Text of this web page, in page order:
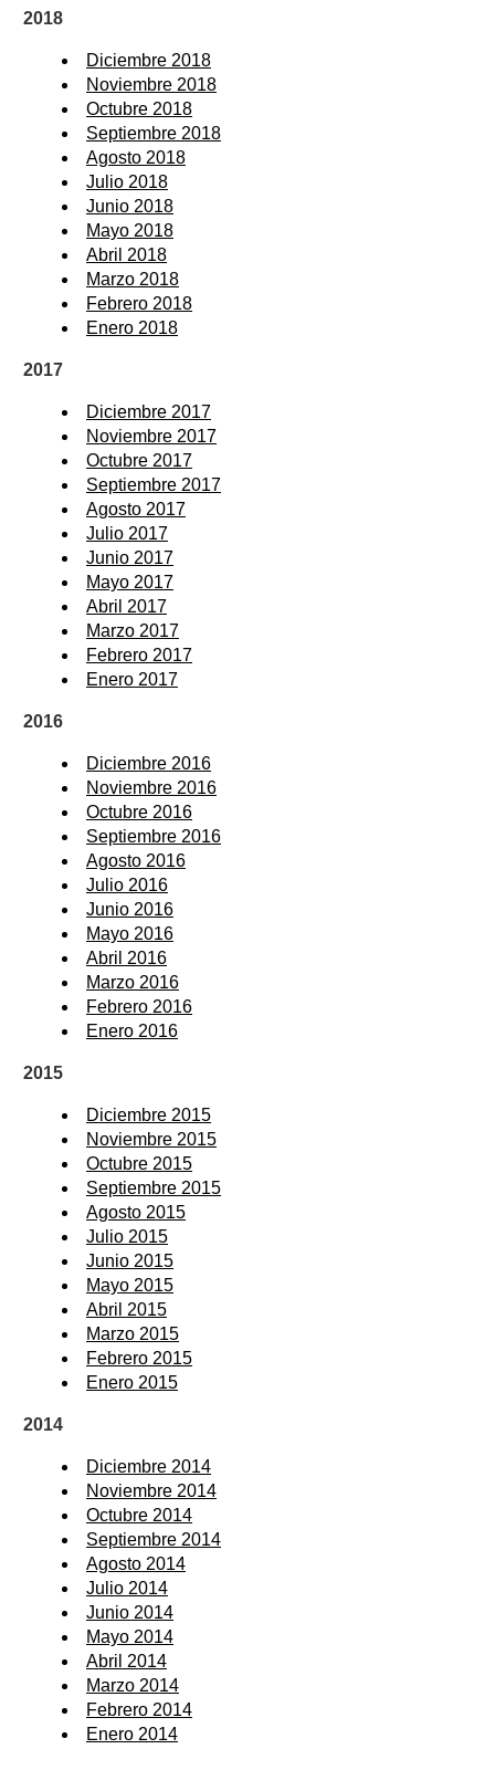
2018
Diciembre 2018
Noviembre 2018
Octubre 2018
Septiembre 2018
Agosto 2018
Julio 2018
Junio 2018
Mayo 2018
Abril 2018
Marzo 2018
Febrero 2018
Enero 2018
2017
Diciembre 2017
Noviembre 2017
Octubre 2017
Septiembre 2017
Agosto 2017
Julio 2017
Junio 2017
Mayo 2017
Abril 2017
Marzo 2017
Febrero 2017
Enero 2017
2016
Diciembre 2016
Noviembre 2016
Octubre 2016
Septiembre 2016
Agosto 2016
Julio 2016
Junio 2016
Mayo 2016
Abril 2016
Marzo 2016
Febrero 2016
Enero 2016
2015
Diciembre 2015
Noviembre 2015
Octubre 2015
Septiembre 2015
Agosto 2015
Julio 2015
Junio 2015
Mayo 2015
Abril 2015
Marzo 2015
Febrero 2015
Enero 2015
2014
Diciembre 2014
Noviembre 2014
Octubre 2014
Septiembre 2014
Agosto 2014
Julio 2014
Junio 2014
Mayo 2014
Abril 2014
Marzo 2014
Febrero 2014
Enero 2014